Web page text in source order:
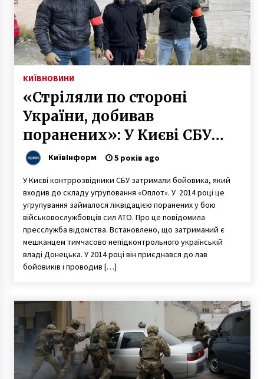
КИЇВНОВИНИ
«Стріляли по стороні
України, добивав
поранених»: У Києві СБУ
затримала розвідника
«ДНР»
КиївІнформ 5 років ago
У Києві контррозвідники СБУ затримали бойовика, який
входив до складу угруповання «Оплот». У 2014 році це
угрупування займалося ліквідацією поранених у бою
військовослужбовців сил АТО. Про це повідомила
пресслужба відомства. Встановлено, що затриманий є
мешканцем тимчасово непідконтрольного українській
владі Донецька. У 2014 році він приєднався до лав
бойовиків і проводив […]